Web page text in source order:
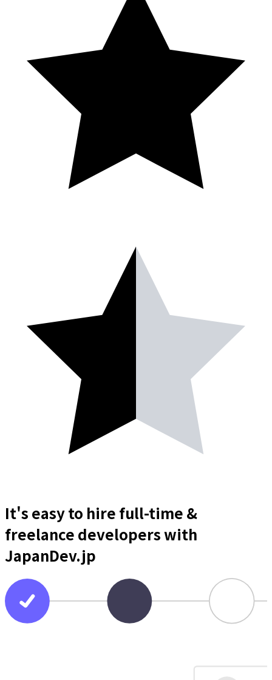
It's easy to hire full-time &
freelance developerswith
JapanDev.jp